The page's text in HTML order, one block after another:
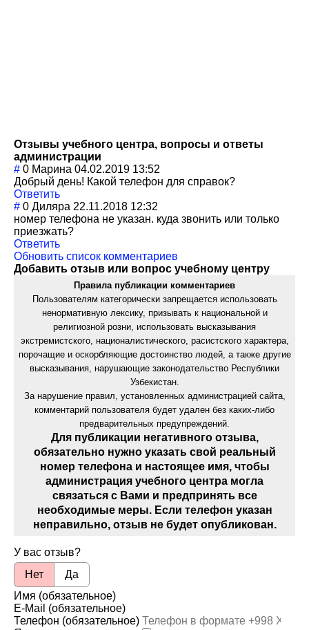
Отзывы учебного центра, вопросы и ответы
администрации
# 0 Марина 04.02.2019 13:52
Добрый день! Какой телефон для справок?
Ответить
# 0 Диляра 22.11.2018 12:32
номер телефона не указан. куда звонить или только
приезжать?
Ответить
Обновить список комментариев
Добавить отзыв или вопрос учебному центру
Правила публикации комментариев
Пользователям категорически запрещается использовать
ненормативную лексику, призывать к национальной и
религиозной розни, использовать высказывания
экстремистского, националистического, расистского характера,
порочащие и оскорбляющие достоинство людей, а также другие
высказывания, нарушающие законодательство Республики
Узбекистан.
За нарушение правил, установленных администрацией сайта,
комментарий пользователя будет удален без каких-либо
предварительных предупреждений.
Для публикации негативного отзыва,
обязательно нужно указать свой реальный
номер телефона и настоящее имя, чтобы
администрация учебного центра могла
связаться с Вами и предпринять все
необходимые меры. Если телефон указан
неправильно, отзыв не будет опубликован.
У вас отзыв?
Нет
Да
Имя (обязательное)
E-Mail (обязательное)
Телефон (обязательное)